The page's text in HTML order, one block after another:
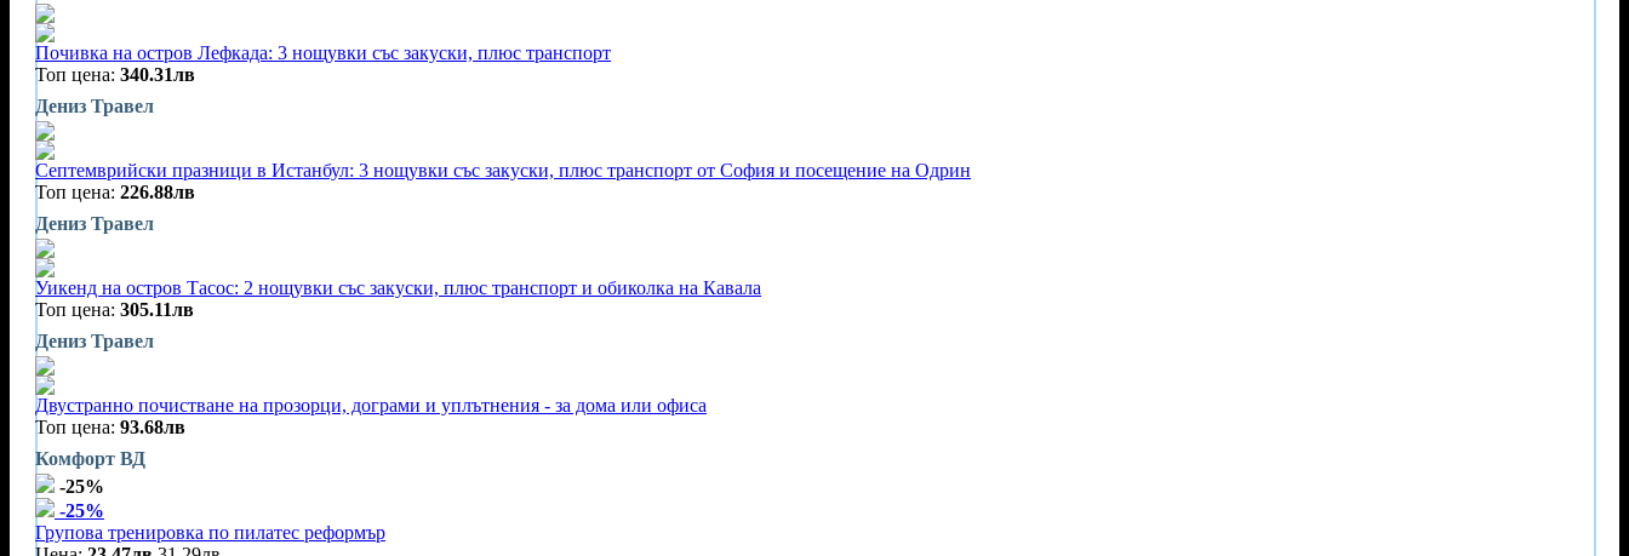
Почивка на остров Лефкада: 3 нощувки със закуски, плюс транспорт
Топ цена: 340.31лв
Дениз Травел
Септемврийски празници в Истанбул: 3 нощувки със закуски, плюс транспорт от София и посещение на Одрин
Топ цена: 226.88лв
Дениз Травел
Уикенд на остров Тасос: 2 нощувки със закуски, плюс транспорт и обиколка на Кавала
Топ цена: 305.11лв
Дениз Травел
Двустранно почистване на прозорци, дограми и уплътнения - за дома или офиса
Топ цена: 93.68лв
Комфорт ВД
-25%
-25%
Групова тренировка по пилатес реформър